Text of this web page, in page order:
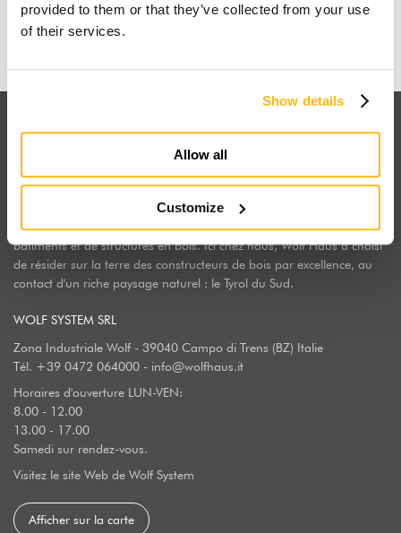
provided to them or that they’ve collected from your use
of their services.
Show details
Allow all
Customize
Découvrir pourquoi
Wolf Haus Italia fait partie du Groupe International Wolf System,
une réalité industrielle leader en Europe dans la construction de
bâtiments et de structures en bois. Ici chez nous, Wolf Haus a choisi
de résider sur la terre des constructeurs de bois par excellence, au
contact d'un riche paysage naturel : le Tyrol du Sud.
WOLF SYSTEM SRL
Zona Industriale Wolf - 39040 Campo di Trens (BZ) Italie
Tél. +39 0472 064000 - info@wolfhaus.it
Horaires d'ouverture LUN-VEN:
8.00 - 12.00
13.00 - 17.00
Samedi sur rendez-vous.
Visitez le site Web de Wolf System
Afficher sur la carte